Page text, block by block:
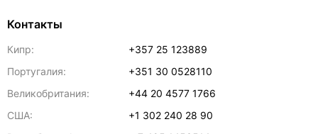
Контакты
Кипр:
+357 25 123889
Португалия:
+351 30 0528110
Великобритания:
+44 20 4577 1766
США:
+1 302 240 28 90